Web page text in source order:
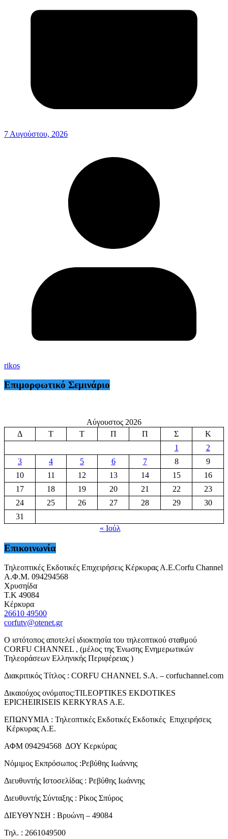
7 Αυγούστου, 2026
rikos
Επιμορφωτικό Σεμινάριο
Αύγουστος 2026
Δ
Τ Τ Π Π Σ
Κ
1
2
3
4 5 6 7 8
9
10
11 12 13 14 15
16
17
18 19 20 21 22
23
24
25 26 27 28 29
30
31
« Ιούλ
Επικοινωνία
Τηλεοπτικές Εκδοτικές Επιχειρήσεις Κέρκυρας Α.Ε.Corfu Channel
Α.Φ.Μ. 094294568
Χρυσηίδα
Τ.Κ 49084
Κέρκυρα
26610 49500
corfutv@otenet.gr
Ο ιστότοπος αποτελεί ιδιοκτησία του τηλεοπτικού σταθμού
CORFU CHANNEL , (μέλος της Ένωσης Ενημερωτικών
Τηλεοράσεων Ελληνικής Περιφέρειας )
Διακριτικός Τίτλος : CORFU CHANNEL S.A. – corfuchannel.com
Δικαιούχος ονόματος:TILEOPTIKES EKDOTIKES
EPICHEIRISEIS KERKYRAS A.E.
ΕΠΩΝΥΜΙΑ : Τηλεοπτικές Εκδοτικές Εκδοτικές Επιχειρήσεις
Κέρκυρας Α.Ε.
ΑΦΜ 094294568 ΔΟΥ Κερκύρας
Νόμιμος Εκπρόσωπος :Ρεβύθης Ιωάννης
Διευθυντής Ιστοσελίδας : Ρεβύθης Ιωάννης
Διευθυντής Σύνταξης : Ρίκος Σπύρος
ΔΙΕΥΘΥΝΣΗ : Βρυώνη – 49084
Τηλ. : 2661049500